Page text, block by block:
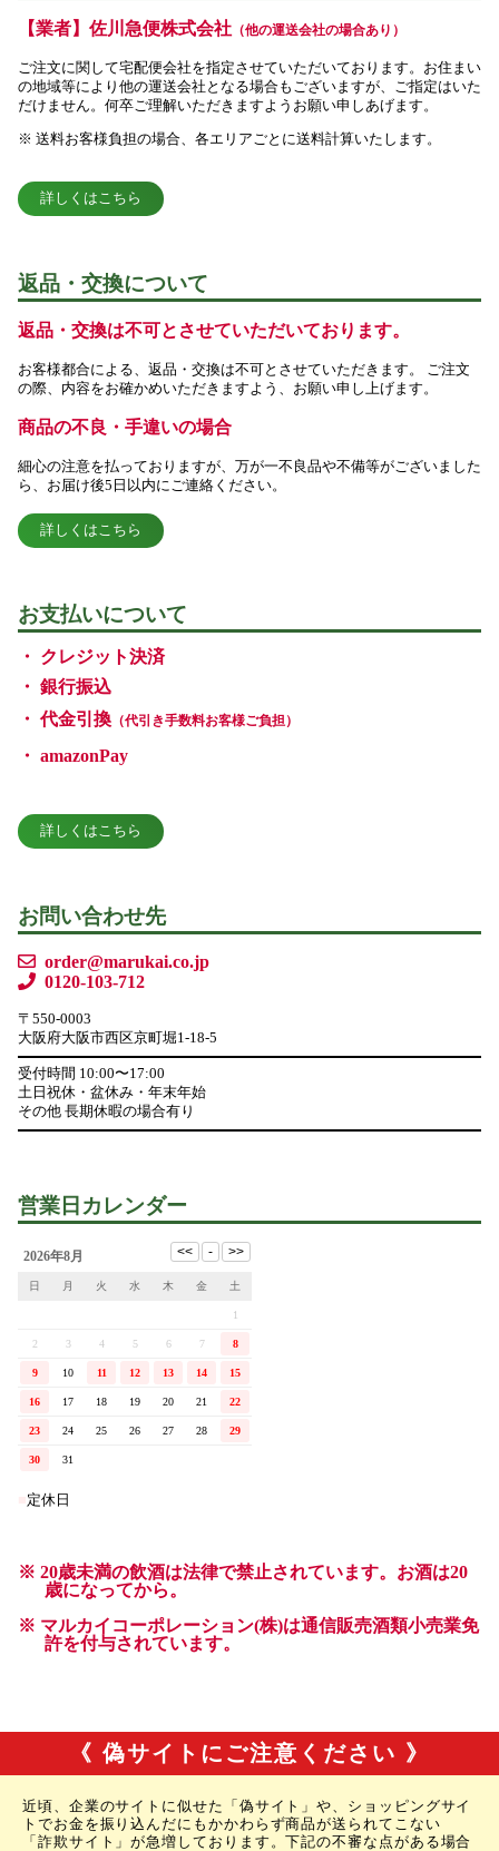
《 偽サイトにご注意ください 》
近頃、企業のサイトに似せた「偽サイト」や、ショッピングサイ
トでお金を振り込んだにもかかわらず商品が送られてこない
「詐欺サイト」が急増しております。下記の不審な点がある場合